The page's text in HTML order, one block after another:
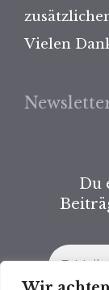
Vielen
Du